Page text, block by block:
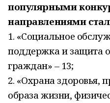
популярными
направлениями
1. «Социальное
поддержка и защита
граждан» – 13;
2. «Охрана здоровья,
образа жизни,